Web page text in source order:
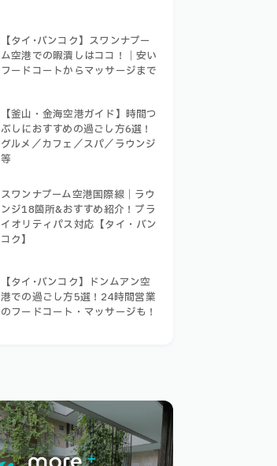
【タイ･バンコク】スワンナプー
ム空港での暇潰しはココ！｜安い
フードコートからマッサージまで
【釜山・金海空港ガイド】時間つ
ぶしにおすすめの過ごし方6選！
グルメ／カフェ／スパ／ラウンジ
等
スワンナプーム空港国際線｜ラウ
ンジ18箇所&おすすめ紹介！プラ
イオリティパス対応【タイ・バン
コク】
【タイ･バンコク】ドンムアン空
港での過ごし方5選！24時間営業
のフードコート・マッサージも！